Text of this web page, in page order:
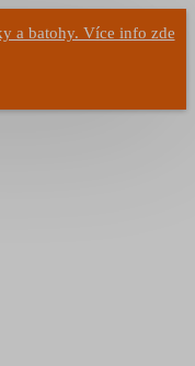
a batohy. Více info zde